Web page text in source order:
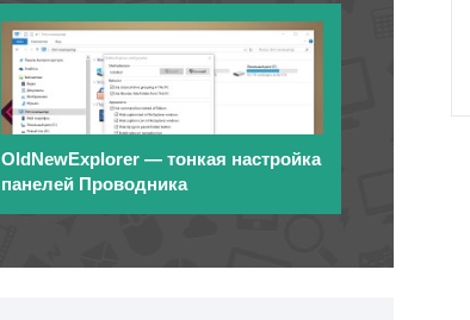
OldNewExplorer — тонкая настройка
панелей Проводника